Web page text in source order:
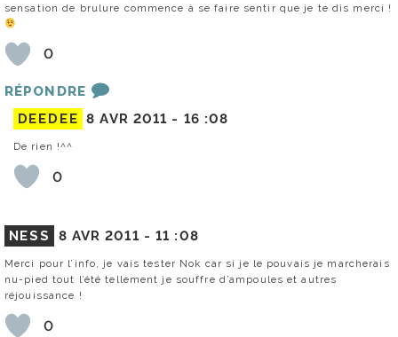
sensation de brulure commence à se faire sentir que je te dis merci !
0
RÉPONDRE
DEEDEE 8 AVR 2011 - 16 :08
De rien !^^
0
NESS 8 AVR 2011 -11 :08
Merci pour l’info, je vais tester Nok car si je le pouvais je marcherais
nu-pied tout l’été tellement je souffre d’ampoules et autres
réjouissance !
0